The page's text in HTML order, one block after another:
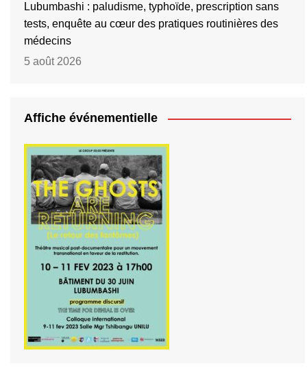
Lubumbashi : paludisme, typhoïde, prescription sans
tests, enquête au cœur des pratiques routinières des
médecins
5 août 2026
Affiche événementielle